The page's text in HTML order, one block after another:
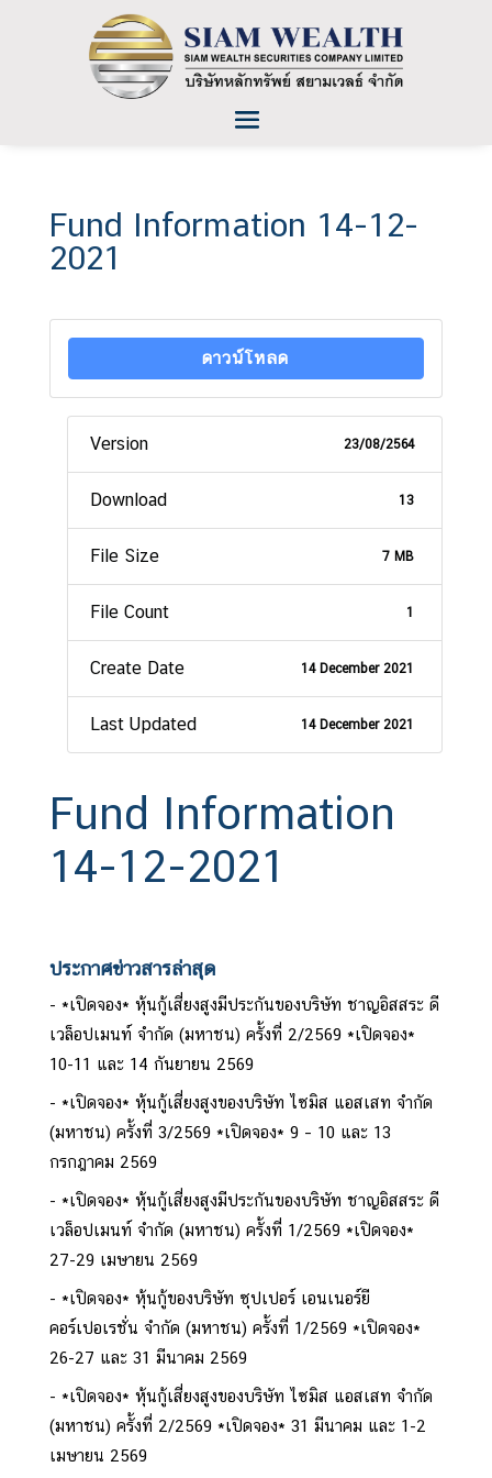
Fund Information 14-12-
2021
ดาวน์โหลด
Version 23/08/2564
Download 13
File Size 7 MB
File Count 1
Create Date 14 December 2021
Last Updated 14 December 2021
Fund Information
14-12-2021
ประกาศข่าวสารล่าสุด
*เปิดจอง* หุ้นกู้เสี่ยงสูงมีประกันของบริษัท ชาญอิสสระ ดี
เวล็อปเมนท์ จำกัด (มหาชน) ครั้งที่ 2/2569 *เปิดจอง*
10-11 และ 14 กันยายน 2569
*เปิดจอง* หุ้นกู้เสี่ยงสูงของบริษัท ไซมิส แอสเสท จำกัด
(มหาชน) ครั้งที่ 3/2569 *เปิดจอง* 9 – 10 และ 13
กรกฎาคม 2569
*เปิดจอง* หุ้นกู้เสี่ยงสูงมีประกันของบริษัท ชาญอิสสระ ดี
เวล็อปเมนท์ จำกัด (มหาชน) ครั้งที่ 1/2569 *เปิดจอง*
27-29 เมษายน 2569
*เปิดจอง* หุ้นกู้ของบริษัท ซุปเปอร์ เอนเนอร์ยี
คอร์เปอเรชั่น จำกัด (มหาชน) ครั้งที่ 1/2569 *เปิดจอง*
26-27 และ 31 มีนาคม 2569
*เปิดจอง* หุ้นกู้เสี่ยงสูงของบริษัท ไซมิส แอสเสท จำกัด
(มหาชน) ครั้งที่ 2/2569 *เปิดจอง* 31 มีนาคม และ 1-2
เมษายน 2569